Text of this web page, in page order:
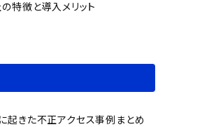
の特徴と導入メリット
起きた不正アクセス事例まとめ